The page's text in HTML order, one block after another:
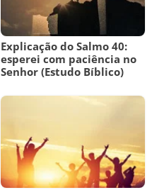
Explicação do Salmo 40:
esperei com paciência no
Senhor (Estudo Bíblico)